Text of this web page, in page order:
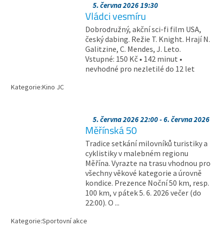
5. června 2026 19:30
Vládci vesmíru
Dobrodružný, akční sci-fi film USA,
český dabing. Režie T. Knight. Hrají N.
Galitzine, C. Mendes, J. Leto.
Vstupné: 150 Kč • 142 minut •
nevhodné pro nezletilé do 12 let
Kategorie:Kino JC
5. června 2026 22:00 - 6. června 2026
Měřínská 50
Tradice setkání milovníků turistiky a
cyklistiky v malebném regionu
Měřína. Vyrazte na trasu vhodnou pro
všechny věkové kategorie a úrovně
kondice. Prezence Noční 50 km, resp.
100 km, v pátek 5. 6. 2026 večer (do
22:00). O ...
Kategorie:Sportovní akce